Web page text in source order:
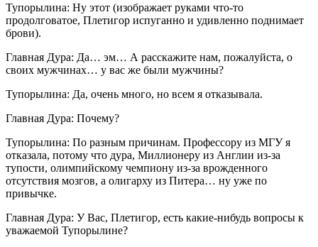
Тупорылина: Ну этот (изображает руками что-то
продолговатое, Плетигор испуганно и удивленно поднимает
брови).
Главная Дура: Да… эм… А расскажите нам, пожалуйста, о
своих мужчинах… у вас же были мужчины?
Тупорылина: Да, очень много, но всем я отказывала.
Главная Дура: Почему?
Тупорылина: По разным причинам. Профессору из МГУ я
отказала, потому что дура, Миллионеру из Англии из-за
тупости, олимпийскому чемпиону из-за врожденного
отсутствия мозгов, а олигарху из Питера… ну уже по
привычке.
Главная Дура: У Вас, Плетигор, есть какие-нибудь вопросы к
уважаемой Тупорылине?